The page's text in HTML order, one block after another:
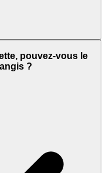
pouvez-vous le
?